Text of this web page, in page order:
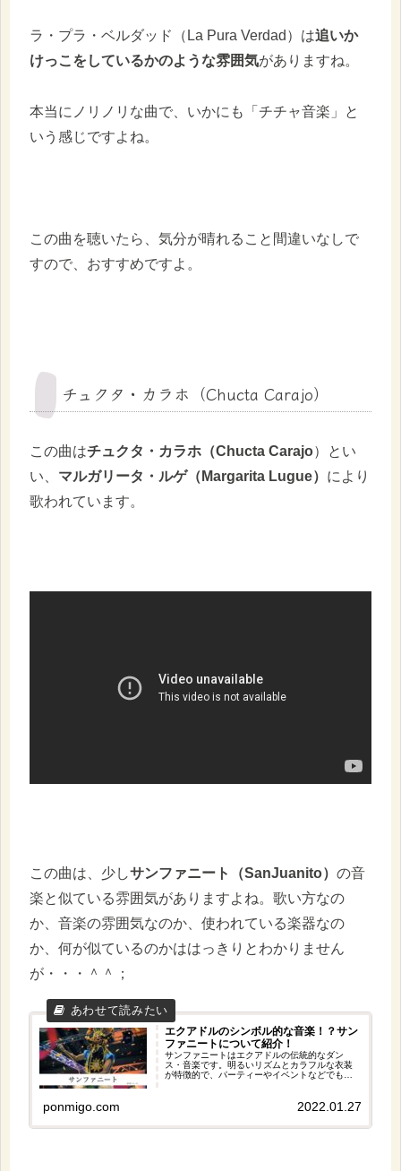
ラ・プラ・ベルダッド（La Pura Verdad）は追いか
けっこをしているかのような雰囲気がありますね。
本当にノリノリな曲で、いかにも「チチャ音楽」と
いう感じですよね。
この曲を聴いたら、気分が晴れること間違いなしで
すので、おすすめですよ。
チュクタ・カラホ（Chucta Carajo）
この曲はチュクタ・カラホ（Chucta Carajo）とい
い、 マルガリータ・ルゲ（Margarita Lugue） により
歌われています。
この曲は、少しサンファニート（SanJuanito） の音
楽と似ている雰囲気がありますよね。歌い方なの
か、音楽の雰囲気なのか、使われている楽器なの
か、何が似ているのかははっきりとわかりません
が・・・＾＾；
エクアドルのシンボル的な音楽！？サン
ファニートについて紹介！
サンファニートはエクアドルの伝統的なダン
ス・音楽です。明るいリズムとカラフルな衣装
が特徴的で、パーティーやイベントなどでも頻
ジャンルはアンデスの女神と言われているパチ
ponmigo.com 2022.01.27